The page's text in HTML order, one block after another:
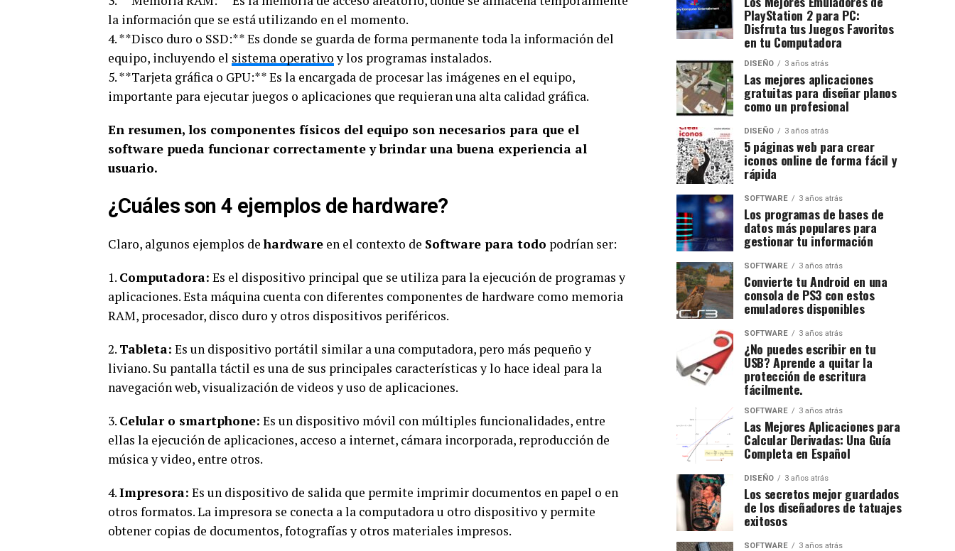
la información que se está utilizando en el momento.
4. **Disco duro o SSD:** Es donde se guarda de forma permanente toda la información del
equipo, incluyendo el sistema operativoy los programas instalados.
5. **Tarjeta gráfica o GPU:** Es la encargada de procesar las imágenes en el equipo,
importante para ejecutar juegos o aplicaciones que requieran una alta calidad gráfica.
En resumen, los componentes físicos del equipo son necesarios para que el
software pueda funcionar correctamente y brindar una buena experiencia al
usuario.
¿Cuáles son 4 ejemplos de hardware?
Claro, algunos ejemplos dehardware en el contexto de Software para todo podrían ser:
1. Computadora: Es el dispositivo principal que se utiliza para la ejecución de programas y
aplicaciones. Esta máquina cuenta con diferentes componentes de hardware como memoria
RAM, procesador, disco duro y otros dispositivos periféricos.
2. Tableta: Es un dispositivo portátil similar a una computadora, pero más pequeño y
liviano. Su pantalla táctil es una de sus principales características y lo hace ideal para la
navegación web, visualización de videos y uso de aplicaciones.
3. Celular o smartphone: Es un dispositivo móvil con múltiples funcionalidades, entre
ellas la ejecución de aplicaciones, acceso a internet, cámara incorporada, reproducción de
música y video, entre otros.
4.Impresora: Es un dispositivo de salida que permite imprimir documentos en papel o en
otros formatos. La impresora se conecta a la computadora u otro dispositivo y permite
obtener copias de documentos, fotografías y otros materiales impresos.
PlayStation 2 para PC:
Disfruta tus Juegos Favoritos
en tu Computadora
DISEÑO 3 años atrás
Las mejores aplicaciones
gratuitas para diseñar planos
como un profesional
DISEÑO 3 años atrás
5 páginas web para crear
iconos online de forma fácil y
rápida
SOFTWARE 3 años atrás
Los programas de bases de
datos más populares para
gestionar tu información
SOFTWARE 3 años atrás
Convierte tu Android en una
consola de PS3 con estos
emuladores disponibles
SOFTWARE 3 años atrás
¿No puedes escribir en tu
USB? Aprende a quitar la
protección de escritura
fácilmente.
SOFTWARE 3 años atrás
Las Mejores Aplicaciones para
Calcular Derivadas: Una Guía
Completa en Español
DISEÑO 3 años atrás
Los secretos mejor guardados
de los diseñadores de tatuajes
exitosos
SOFTWARE 3 años atrás